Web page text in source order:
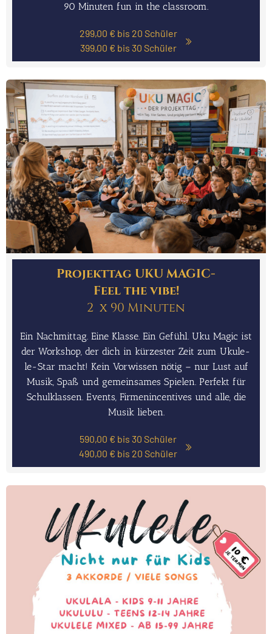
90 Minu­ten fun in the class­room.
299,00 € bis 20 Schü­ler
399,00 € bis 30 Schü­ler
Pro­jekt­tag UKU MAGIC-
Feel the vibe!
2 x 90 Minu­ten
Ein Nach­mit­tag. Eine Klas­se. Ein Gefühl. Uku Magic ist
der Work­shop, der dich in kür­zes­ter Zeit zum Uku­le­
le-Star macht! Kein Vor­wis­sen nötig – nur Lust auf
Musik, Spaß und gemein­sa­mes Spie­len. Per­fekt für
Schul­klas­sen. Events, Fir­menin­cen­ti­ves und alle, die
Musik lie­ben.
590,00 € bis 30 Schü­ler
490,00 € bis 20 Schü­ler